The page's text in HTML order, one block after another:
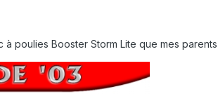
poulies Booster Storm Lite que mes